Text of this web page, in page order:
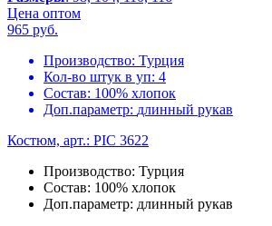
Цена оптом
965 руб.
Производство: Турция
Кол-во штук в уп: 4
Состав: 100% хлопок
Доп.параметр: длинный рукав
Костюм, арт.: PIC 3622
Производство: Турция
Состав: 100% хлопок
Доп.параметр: длинный рукав